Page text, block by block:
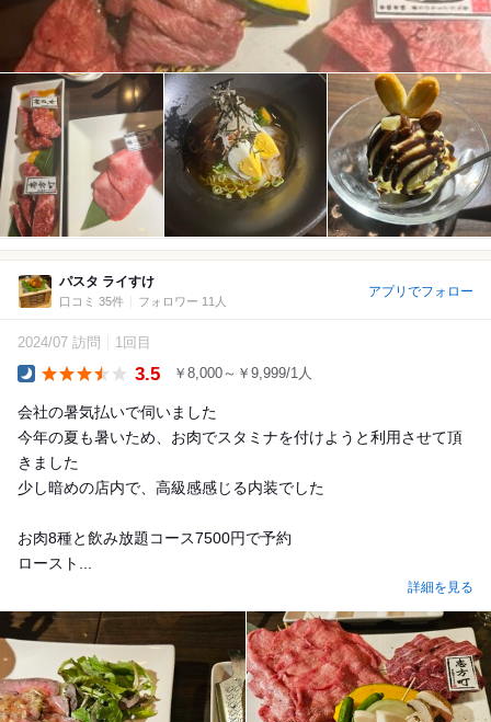
パスタ ライすけ
口コミ 35件 フォロワー 11人
アプリでフォロー
2024/07 訪問 1回目
3.5 ￥8,000～￥9,999/1人
会社の暑気払いで伺いました
今年の夏も暑いため、お肉でスタミナを付けようと利用させて頂
きました
少し暗めの店内で、高級感感じる内装でした
お肉8種と飲み放題コース7500円で予約
ロースト...
詳細を見る